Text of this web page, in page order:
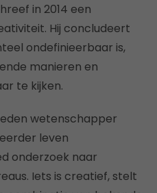
in 2014 een
Hij concludeert
ondefinieerbaar is,
manieren en
te kijken.
wetenschapper
leven
onderzoek naar
Iets is creatief, stelt